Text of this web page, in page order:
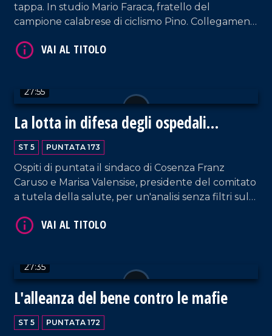
tappa. In studio Mario Faraca, fratello del
campione calabrese di ciclismo Pino. Collegamenti
27:55
La lotta in difesa degli ospedali
calabresi
ST 5 PUNTATA 173
Ospiti di puntata il sindaco di Cosenza Franz
Caruso e Marisa Valensise, presidente del comitato
a tutela della salute, per un'analisi senza filtri sulla
27:35
L'alleanza del bene contro le mafie
ST 5 PUNTATA 172
VAI AL TITOLO
VAI AL TITOLO
VAI AL TITOLO